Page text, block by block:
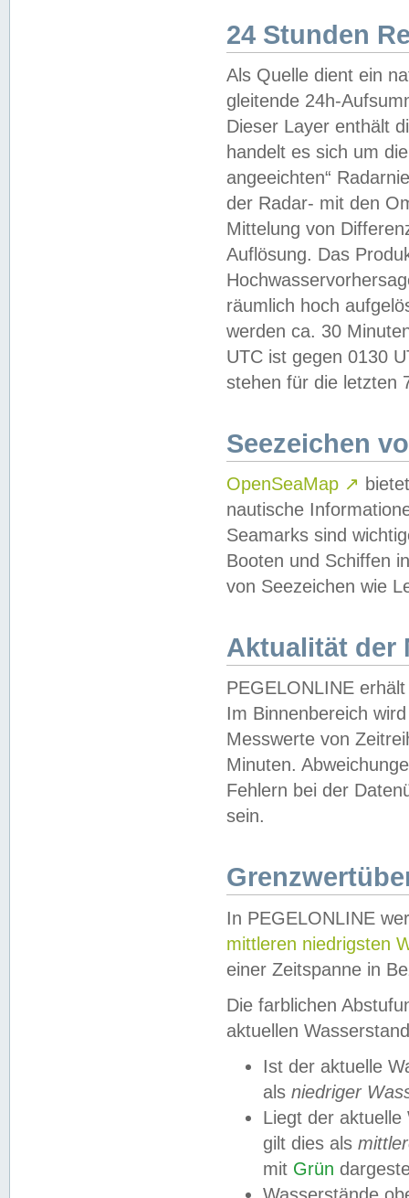
24 Stunden
Als Quelle dient ein
gleitende 24h-
Dieser Layer enthält
handelt es sich um
angeeichten“
der Radar- mit den
Mittelung von
Auflösung. Das
räumlich hoch
werden ca. 30
UTC ist gegen 0130
stehen für die letzten
Seezeichen
OpenSeaMap ↗
nautische
Seamarks sind
Booten und Schiffen
von Seezeichen wie
Aktualität der
PEGELONLINE
Im Binnenbereich
Messwerte von
Minuten.
Fehlern bei der
sein.
In PEGELONLINE
mittleren niedrigsten
einer Zeitspanne in
Die farblichen
aktuellen
Ist der aktuelle
als niedriger
Liegt der
gilt dies als
mit Grün
Wasserstände